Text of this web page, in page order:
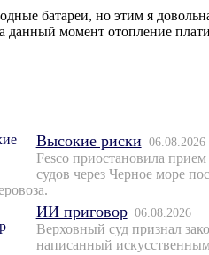
батареи, но этим я
данный момент отопление
Высокие риски 06.08.2026
Fesco приостановила прием
судов через Черное море
ИИ приговор 06.08.2026
Верховный суд признал
написанный